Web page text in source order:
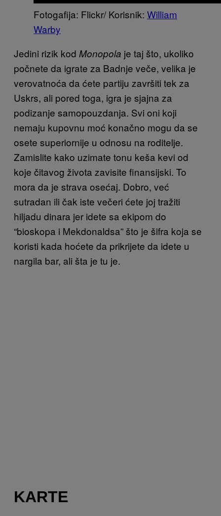
Fotogafija: Flickr/ Korisnik: William
Warby
Jedini rizik kod Monopola je taj što, ukoliko
počnete da igrate za Badnje veče, velika je
verovatnoća da ćete partiju završiti tek za
Uskrs, ali pored toga, igra je sjajna za
podizanje samopouzdanja. Svi oni koji
nemaju kupovnu moć konačno mogu da se
osete superiornije u odnosu na roditelje.
Zamislite kako uzimate tonu keša kevi od
koje čitavog života zavisite finansijski. To
mora da je strava osećaj. Dobro, već
sutradan ili čak iste večeri ćete joj tražiti
hiljadu dinara jer idete sa ekipom do
“bioskopa i Mekdonaldsa” što je šifra koja se
koristi kada hoćete da prikrijete da idete u
nargila bar, ali šta je tu je.
KARTE